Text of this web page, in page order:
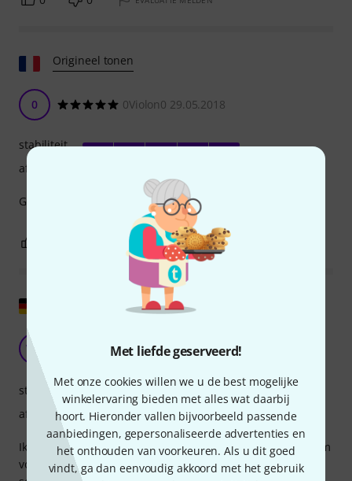
Met liefde geserveerd!
Met onze cookies willen we u de best mogelijke
winkelervaring bieden met alles wat daarbij
hoort. Hieronder vallen bijvoorbeeld passende
aanbiedingen, gepersonaliseerde advertenties en
het onthouden van voorkeuren. Als u dit goed
vindt, ga dan eenvoudig akkoord met het gebruik
Origineel tonen
0 0Violon0 29.05.2018
GOEDE PRIJS-KWALITEITVERHOUDING SNELLE LEVERING
stabiliteit
afwerking
EVALUATIE MELDEN
WA
Willy aus B. 16.07.2018
Ik heb momenteel een viool van 3/4 formaat. Ik gebruik hem
voornamelijk thuis. Ik vond het erg prettig dat de
stabiliteit
afwerking